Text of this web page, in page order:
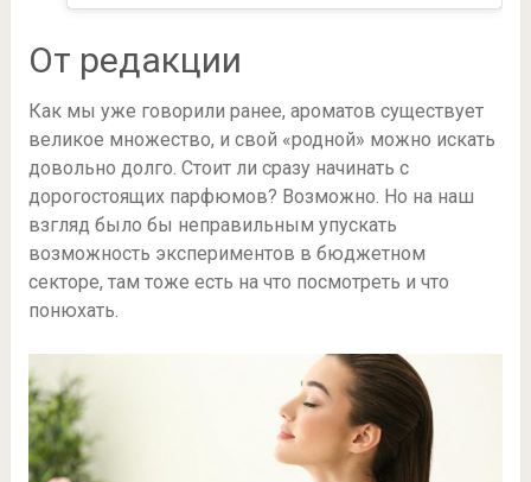
От редакции
Как мы уже говорили ранее, ароматов существует
великое множество, и свой «родной» можно искать
довольно долго. Стоит ли сразу начинать с
дорогостоящих парфюмов? Возможно. Но на наш
взгляд было бы неправильным упускать
возможность экспериментов в бюджетном
секторе, там тоже есть на что посмотреть и что
понюхать.